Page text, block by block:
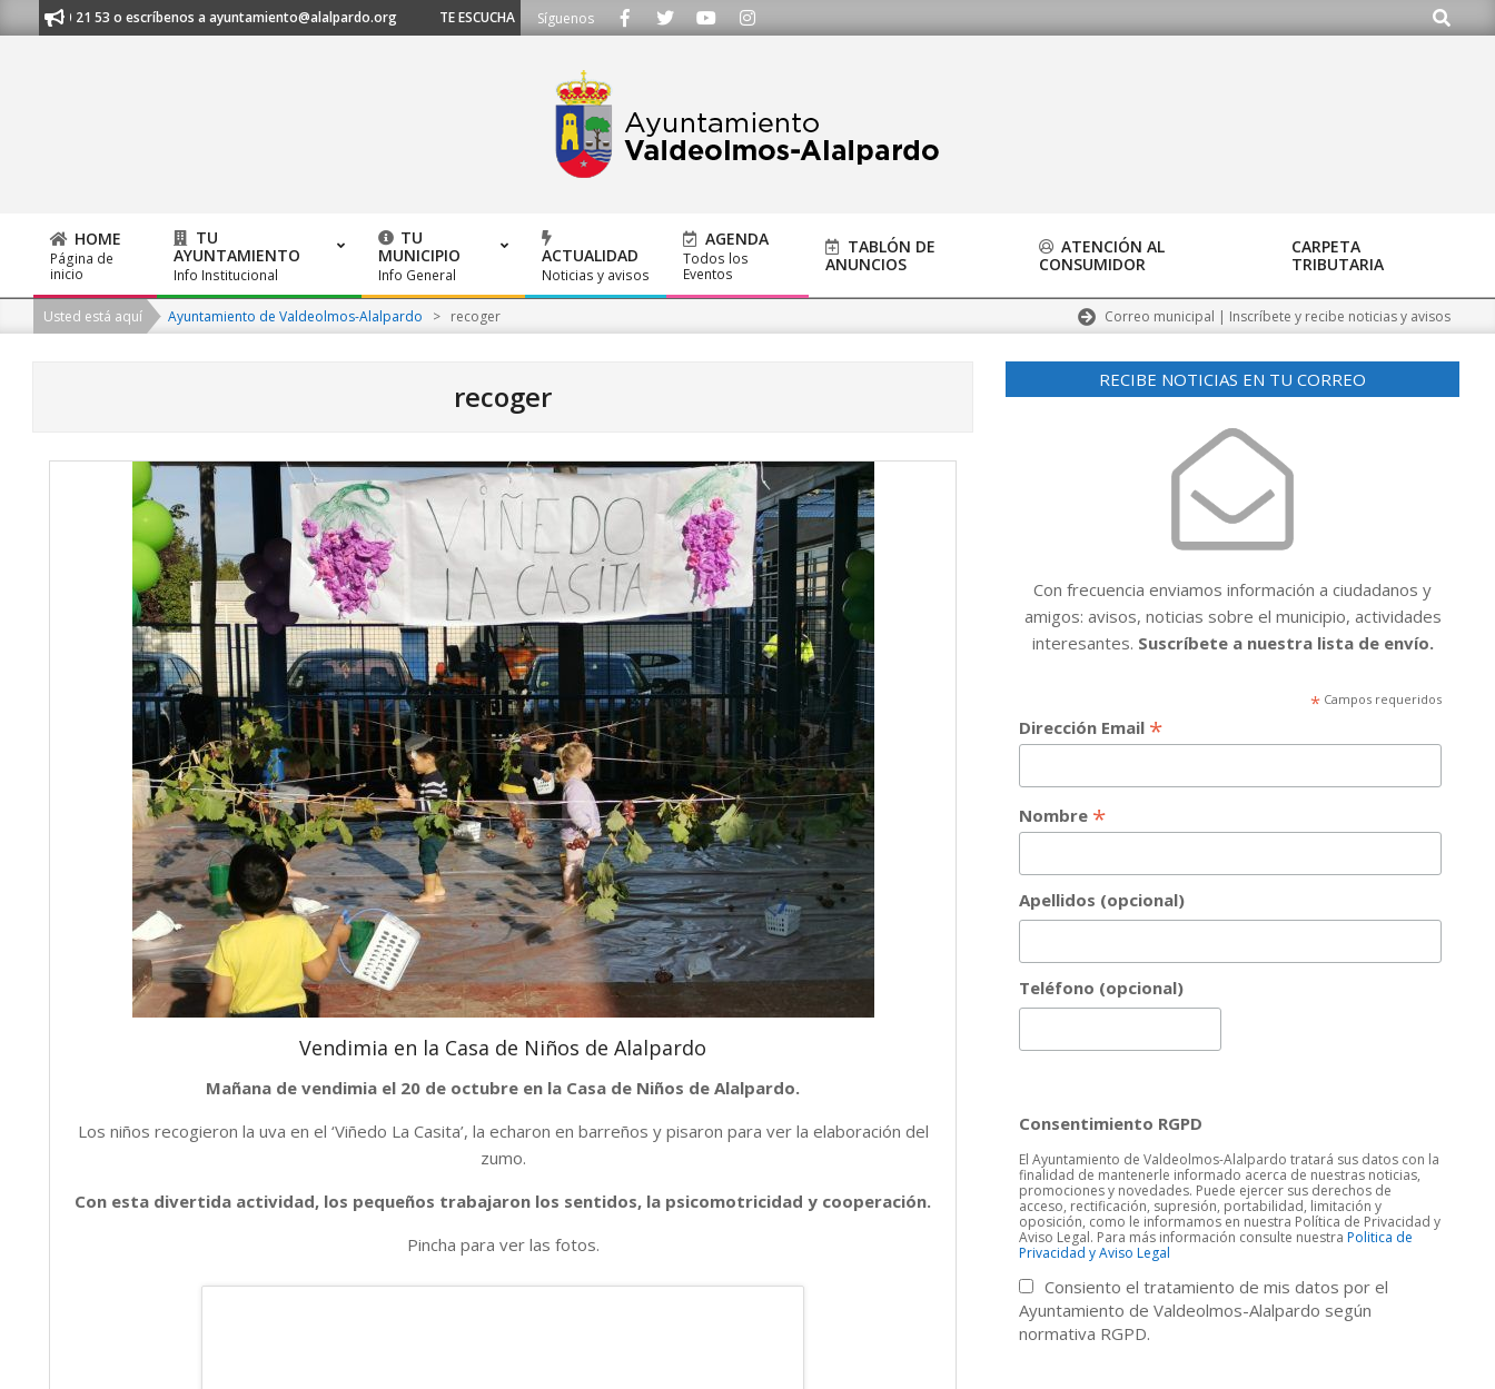
to
620 21 53 o escríbenos a ayuntamiento@alalpardo.org TE ESCUCHAMOS - Llámanos al 91 620 21 53 o escríbenos a ayuntamiento@alalpardo.org
Síguenos Buscar
Primary
Navigation
Menu
HOME
Página de
inicio
TU
AYUNTAMIENTO
Info Institucional
TU
MUNICIPIO
Info General
ACTUALIDAD
Noticias y avisos
AGENDA
Todos los
Eventos
TABLÓN DE
ANUNCIOS
ATENCIÓN AL
CONSUMIDOR
CARPETA
TRIBUTARIA
Usted está aquí Ayuntamiento de Valdeolmos-Alalpardo > recoger Correo municipal | Inscríbete y recibe noticias y avisos
recoger
Vendimia en la Casa de Niños de Alalpardo
Mañana de vendimia el 20 de octubre en la Casa de Niños de Alalpardo.
Los niños recogieron la uva en el ‘Viñedo La Casita’, la echaron en barreños y pisaron para ver la elaboración del
zumo.
Con esta divertida actividad, los pequeños trabajaron los sentidos, la psicomotricidad y cooperación.
Pincha para ver las fotos.
RECIBE NOTICIAS EN TU CORREO
Con frecuencia enviamos información a ciudadanos y
amigos: avisos, noticias sobre el municipio, actividades
interesantes. Suscríbete a nuestra lista de envío.
* Campos requeridos
Dirección Email *
Nombre *
Apellidos (opcional)
Teléfono (opcional)
Consentimiento RGPD
El Ayuntamiento de Valdeolmos-Alalpardo tratará sus datos con la
finalidad de mantenerle informado acerca de nuestras noticias,
promociones y novedades. Puede ejercer sus derechos de
acceso, rectificación, supresión, portabilidad, limitación y
oposición, como le informamos en nuestra Política de Privacidad y
Aviso Legal. Para más información consulte nuestraPolitica de
Privacidad y Aviso Legal
Consiento el tratamiento de mis datos por el
Ayuntamiento de Valdeolmos-Alalpardo según
normativa RGPD.